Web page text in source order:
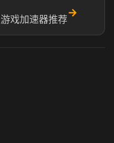
戏加速器推荐
→